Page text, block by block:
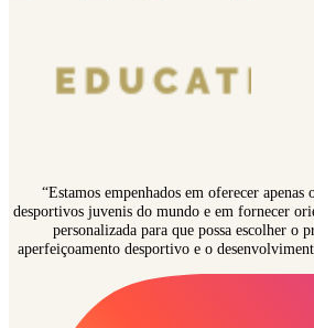
“Estamos empenhados em oferecer apenas
desportivos juvenis do mundo e em fornecer
personalizada para que possa escolher o
aperfeiçoamento desportivo e o